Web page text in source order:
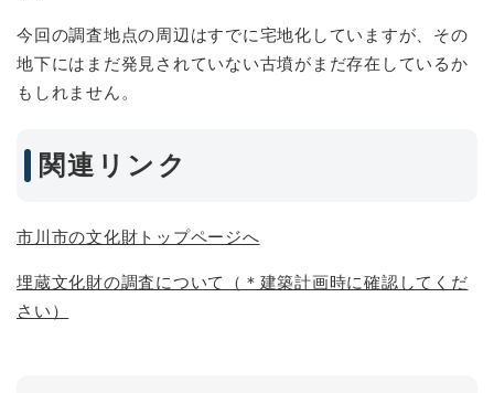
今回の調査地点の周辺はすでに宅地化していますが、その
地下にはまだ発見されていない古墳がまだ存在しているか
もしれません。
関連リンク
市川市の文化財トップページへ
埋蔵文化財の調査について（＊建築計画時に確認してくだ
さい）